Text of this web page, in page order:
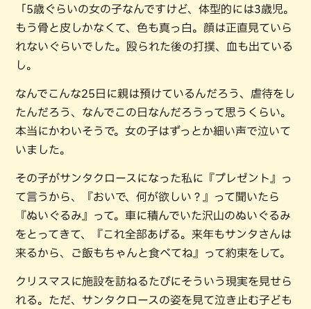
「5歳ぐらいの女の子なんですけど、体型的には3歳児。
もう骨と皮しかなくて、色も真っ白。顔は正直見ていら
れないぐらいでした。殴られた後の打撲、血も出ている
し。
なんでこんな25日に親は預けているんだろう、虐待をし
たんだろう、なんでこの日なんだろうって思うくらい。
本当にかわいそうで。女の子はずっとか細い声で泣いて
いました。
その子がサンタクロースになった私に『プレゼント』っ
て言うから、『おいで、何が欲しい？』って聞いたら
『ぬいぐるみ』って。車に積んでいた沢山のぬいぐるみ
をとってきて、『これ全部あげる。来年もサンタさんは
来るから、ご飯もちゃんと食べてね』って約束をして。
クリスマスに施設を訪ねるたびにそういう現実を見せら
れる。ただ、サンタクロースの姿を見て泣き止む子ども